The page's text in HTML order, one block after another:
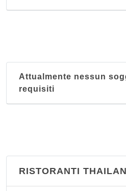
Attualmente nessun
requisiti
RISTORANTI